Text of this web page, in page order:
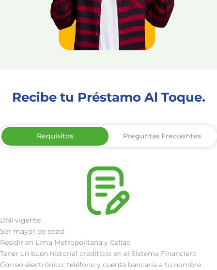
Recibe tu Préstamo Al Toque.
Requisitos Preguntas Frecuentes
DNI vigente
Ser mayor de edad
Residir en Lima Metropolitana y Callao
Tener un buen historial crediticio en el Sistema Financiero
Correo electrónico, teléfono y cuenta bancaria a tu nombre